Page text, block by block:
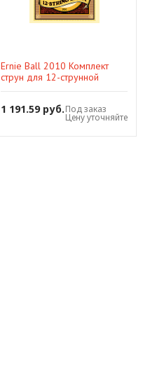
Ernie Ball 2010 Комплект
струн для 12-струнной
1 191.59 руб.Под заказ
Цену уточняйте